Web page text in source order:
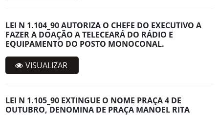
LEI N 1.104_90 AUTORIZA O CHEFE DO EXECUTIVO A
FAZER A DOAÇÃO A TELECEARÁ DO RÁDIO E
EQUIPAMENTO DO POSTO MONOCONAL.
VISUALIZAR
LEI N 1.105_90 EXTINGUE O NOME PRAÇA 4 DE
OUTUBRO, DENOMINA DE PRAÇA MANOEL RITA